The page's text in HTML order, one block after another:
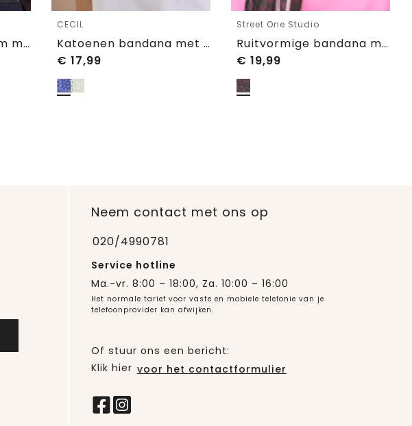
Bandana met ring om mee te stylen
CECIL
Katoenen bandana met print
€ 17,99
Street One Studio
Ruitvormige bandana met ring
€ 19,99
Neem contact met ons op
020/4990781
Service hotline
Ma.-vr. 8:00 – 18:00, Za. 10:00 – 16:00
Het normale tarief voor vaste en mobiele telefonie van je
telefoonprovider kan afwijken.
Of stuur ons een bericht:
Klik hier voor het contactformulier